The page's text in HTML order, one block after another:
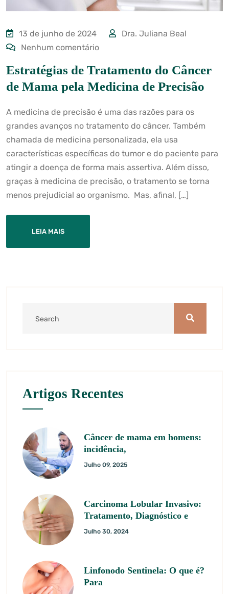
13 de junho de 2024
Dra. Juliana Beal
Nenhum comentário
Estratégias de Tratamento do Câncer
de Mama pela Medicina de Precisão
A medicina de precisão é uma das razões para os
grandes avanços no tratamento do câncer. Também
chamada de medicina personalizada, ela usa
características específicas do tumor e do paciente para
atingir a doença de forma mais assertiva. Além disso,
graças à medicina de precisão, o tratamento se torna
menos prejudicial ao organismo. Mas, afinal, […]
LEIA MAIS
Artigos Recentes
Câncer de mama em homens:
incidência,
Julho 09, 2025
Carcinoma Lobular Invasivo:
Tratamento, Diagnóstico e
Julho 30, 2024
Linfonodo Sentinela: O que é?
Para